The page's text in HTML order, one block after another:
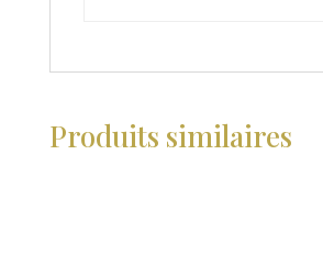
Produits similaires